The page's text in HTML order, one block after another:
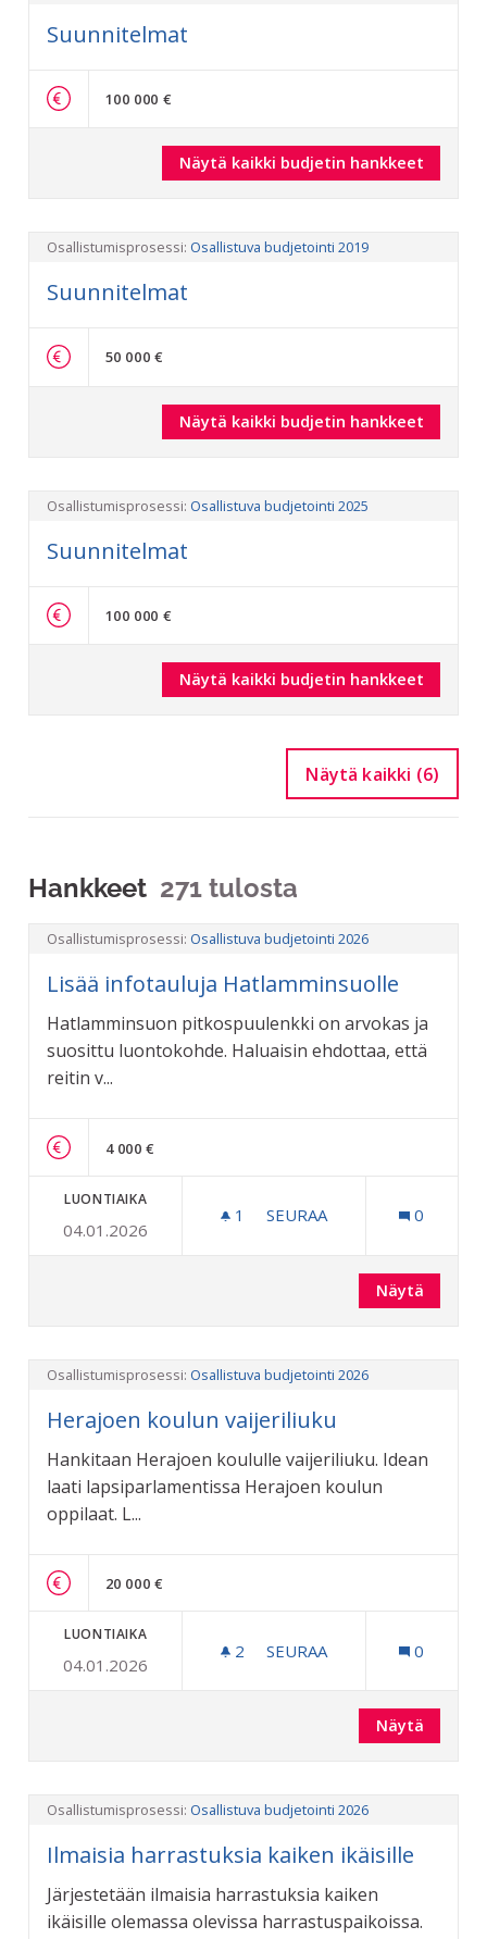
Suunnitelmat
100 000 €
Näytä kaikki budjetin hankkeet
Osallistumisprosessi: Osallistuva budjetointi 2019
Suunnitelmat
50 000 €
Näytä kaikki budjetin hankkeet
Osallistumisprosessi: Osallistuva budjetointi 2025
Suunnitelmat
100 000 €
Näytä kaikki budjetin hankkeet
Näytä kaikki (6)
Hankkeet 271 tulosta
Osallistumisprosessi: Osallistuva budjetointi 2026
Lisää infotauluja Hatlamminsuolle
Hatlamminsuon pitkospuulenkki on arvokas ja
suosittu luontokohde. Haluaisin ehdottaa, että
reitin v...
4 000 €
LUONTIAIKA
04.01.2026
1 1 SEURAAJA
SEURAA 0
Näytä
Osallistumisprosessi: Osallistuva budjetointi 2026
Herajoen koulun vaijeriliuku
Hankitaan Herajoen koululle vaijeriliuku. Idean
laati lapsiparlamentissa Herajoen koulun
oppilaat. L...
20 000 €
LUONTIAIKA
04.01.2026
2 2 SEURAAJAA
SEURAA 0
Näytä
Osallistumisprosessi: Osallistuva budjetointi 2026
Ilmaisia harrastuksia kaiken ikäisille
Järjestetään ilmaisia harrastuksia kaiken
ikäisille olemassa olevissa harrastuspaikoissa.